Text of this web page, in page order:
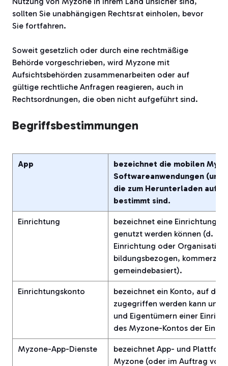
sollten Sie unabhängigen Rechtsrat einholen, bevor
Sie fortfahren.
Soweit gesetzlich oder durch eine rechtmäßige
Behörde vorgeschrieben, wird Myzone mit
Aufsichtsbehörden zusammenarbeiten oder auf
gültige rechtliche Anfragen reagieren, auch in
Rechtsordnungen, die oben nicht aufgeführt sind.
Begriffsbestimmungen
App
bezeichnet die mobilen
Softwareanwendungen
die zum Herunterladen auf
bestimmt sind.
Einrichtung
bezeichnet eine Einrichtung,
genutzt werden können (d. h.
Einrichtung oder
bildungsbezogen,
gemeindebasiert).
Einrichtungskonto
bezeichnet ein Konto, auf das
zugegriffen werden kann und
und Eigentümern einer
des Myzone-Kontos der
Myzone-App-Dienste
bezeichnet App- und
Myzone (oder im Auftrag von